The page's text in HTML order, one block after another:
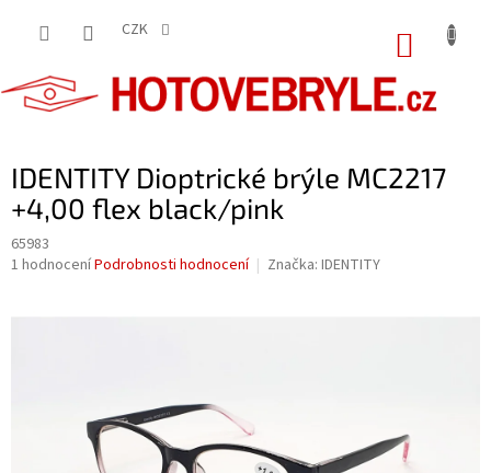
CZK
IDENTITY Dioptrické brýle MC2217
+4,00 flex black/pink
65983
Průměrné
1 hodnoceníPodrobnosti hodnocení Značka: IDENTITY